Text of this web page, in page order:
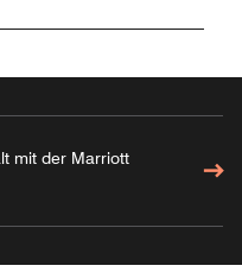
mit der Marriott